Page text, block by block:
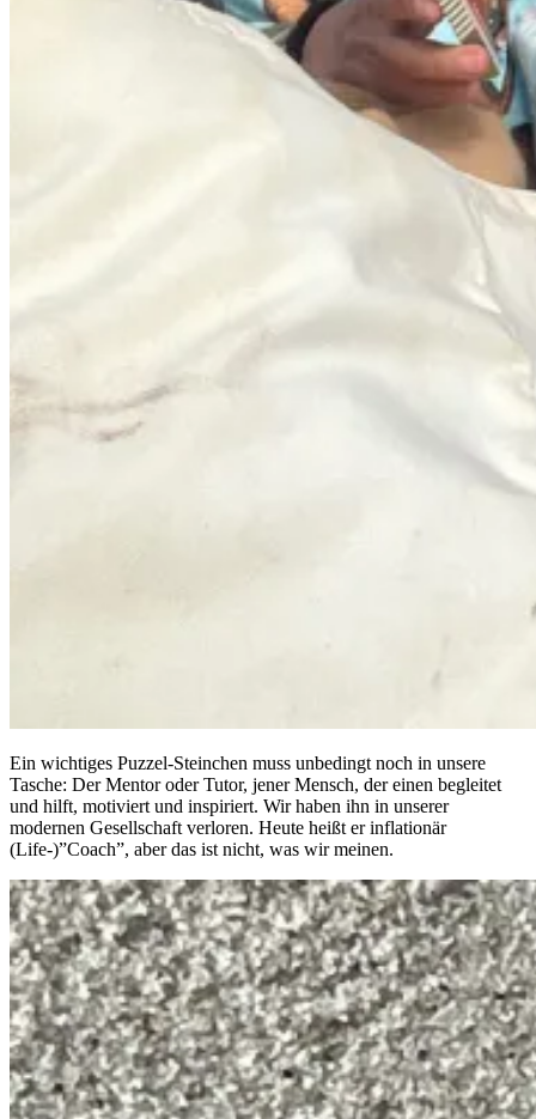
Ein wichtiges Puzzel-Steinchen muss unbedingt noch in unsere
Tasche: Der Mentor oder Tutor, jener Mensch, der einen begleitet
und hilft, motiviert und inspiriert. Wir haben ihn in unserer
modernen Gesellschaft verloren. Heute heißt er inflationär
(Life-)”Coach”, aber das ist nicht, was wir meinen.